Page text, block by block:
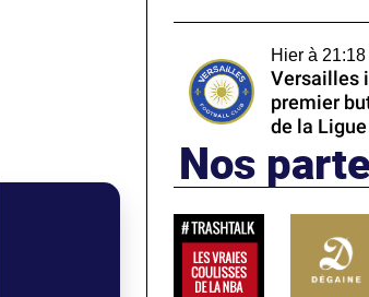
Hier à 21:18
Versailles
premier
de la
Nos